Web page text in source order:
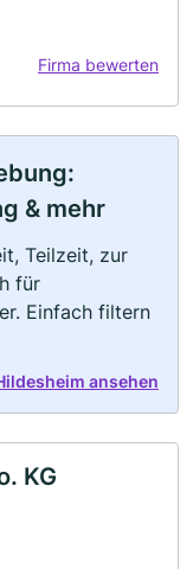
Firma bewerten
& mehr
Teilzeit, zur
für
Einfach filtern
ansehen
KG